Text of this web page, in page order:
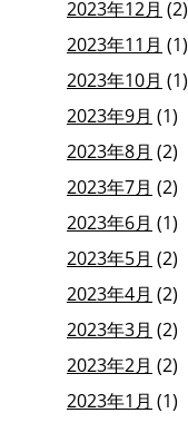
2023年12月 (2)
2023年11月 (1)
2023年10月 (1)
2023年9月 (1)
2023年8月 (2)
2023年7月 (2)
2023年6月 (1)
2023年5月 (2)
2023年4月 (2)
2023年3月 (2)
2023年2月 (2)
2023年1月 (1)